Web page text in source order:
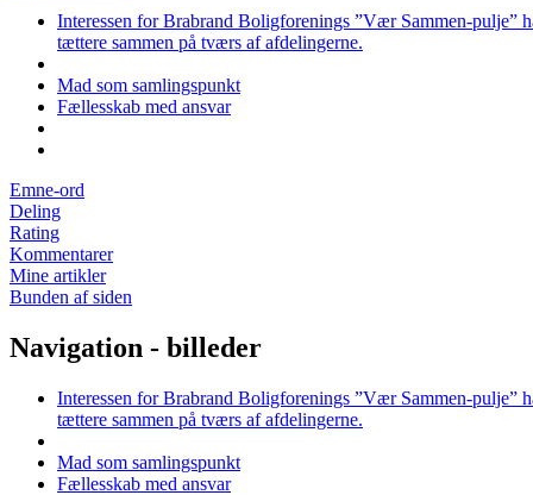
Interessen for Brabrand Boligforenings ”Vær Sammen-pulje”
tættere sammen på tværs af afdelingerne.
Mad som samlingspunkt
Fællesskab med ansvar
Emne-ord
Deling
Rating
Kommentarer
Mine artikler
Bunden af siden
Navigation - billeder
Interessen for Brabrand Boligforenings ”Vær Sammen-pulje”
tættere sammen på tværs af afdelingerne.
Mad som samlingspunkt
Fællesskab med ansvar